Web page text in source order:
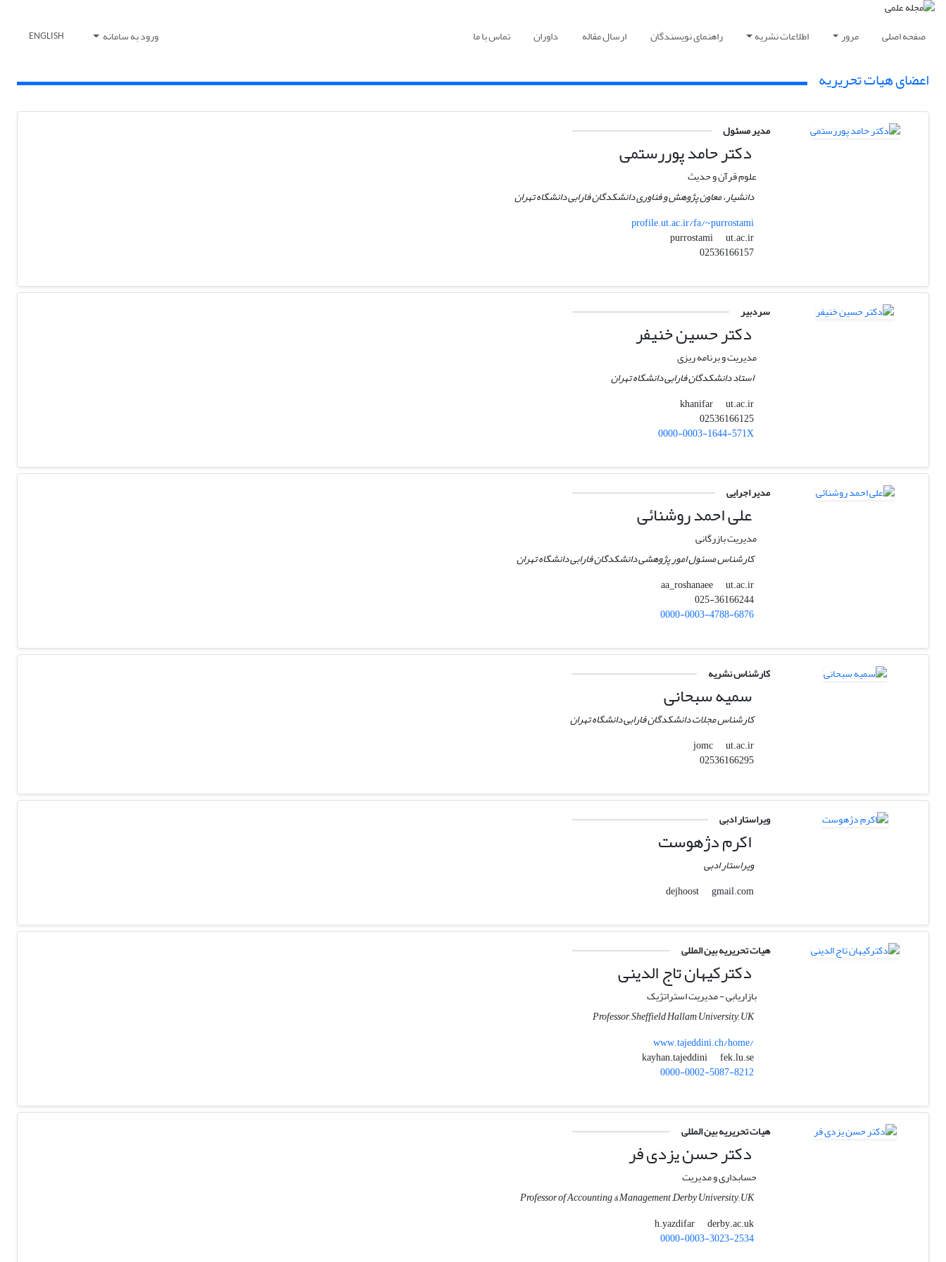
صفحه اصلی مرور اطلاعات نشریه راهنمای نویسندگان ارسال مقاله داوران تماس با ما ورود به سامانه ENGLISH
اعضای هیات تحریریه
مدیر مسئول
دکتر حامد پوررستمی
علوم قرآن و حدیث
دانشیار، معاون پژوهش و فناوری دانشکدگان فارابی دانشگاه تهران
profile.ut.ac.ir/fa/~purrostami
purrostami
ut.ac.ir
02536166157
سردبیر
دکتر حسین خنیفر
مدیریت و برنامه ریزی
استاد دانشکدگان فارابی دانشگاه تهران
khanifar
ut.ac.ir
02536166125
0000-0003-1644-571X
مدیر اجرایی
علی احمد روشنائی
مدیریت بازرگانی
کارشناس مسئول امور پژوهشی دانشکدگان فارابی دانشگاه تهران
aa_roshanaee
ut.ac.ir
025-36166244
0000-0003-4788-6876
کارشناس نشریه
سمیه سبحانی
کارشناس مجلات دانشکدگان فارابی دانشگاه تهران
jomc
ut.ac.ir
02536166295
ویراستار ادبی
اکرم دژهوست
ویراستار ادبی
dejhoost
gmail.com
هیات تحریریه بین المللی
دکترکیهان تاج الدینی
بازاریابی - مدیریت استراتژیک
Professor, Sheffield Hallam University, UK
www.tajeddini.ch/home/
kayhan.tajeddini
fek.lu.se
0000-0002-5087-8212
هیات تحریریه بین المللی
دکتر حسن یزدی فر
حسابداری و مدیریت
Professor of Accounting & Management ,Derby University, UK
h.yazdifar
derby.ac.uk
0000-0003-3023-2534